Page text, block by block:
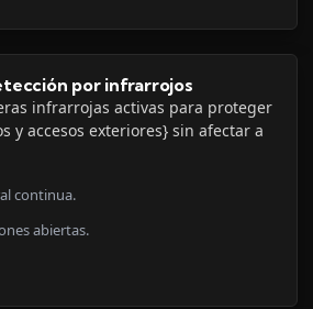
por infrarrojos
infrarrojas activas para proteger
y accesos exteriores} sin afectar a
continua.
abiertas.